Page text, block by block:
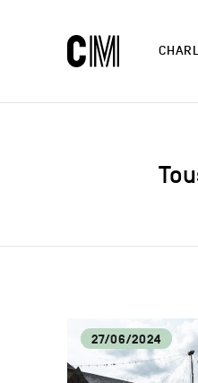
Charleroi
Métropole
27/06/2024